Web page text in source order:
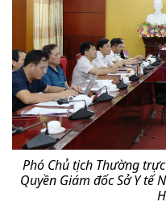
Phó Chủ tịch Thường
Quyền Giám đốc Sở Y tế